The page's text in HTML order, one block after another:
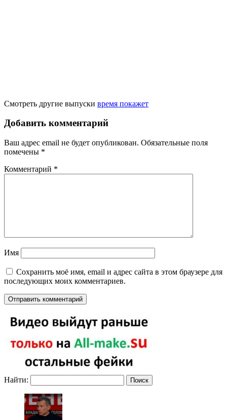
Смотреть другие выпуски время покажет
Добавить комментарий
Ваш адрес email не будет опубликован. Обязательные поля
помечены *
Комментарий *
Имя
Сохранить моё имя, email и адрес сайта в этом браузере для
последующих моих комментариев.
Найти: